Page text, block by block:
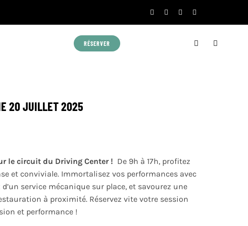
RÉSERVER
20 JUILLET 2025
le circuit du Driving Center ! ️ De 9h à 17h, profitez
et conviviale. Immortalisez vos performances avec
service mécanique sur place, et savourez une
à proximité. Réservez vite votre session
et performance !